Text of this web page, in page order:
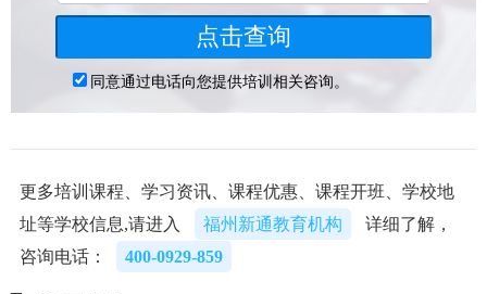
更多培训课程、学习资讯、课程优惠、课程开班、学校地
址等学校信息,请进入
福州新通教育机构
详细了解，
咨询电话：
400-0929-859